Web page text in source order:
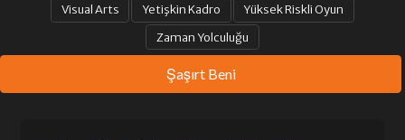
Visual Arts
Yetişkin Kadro
Yüksek Riskli Oyun
Zaman Yolculuğu
Şaşırt Beni